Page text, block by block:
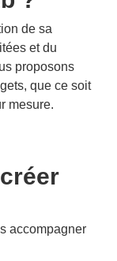
de sa
et du
proposons
que ce soit
mesure.
accompagner